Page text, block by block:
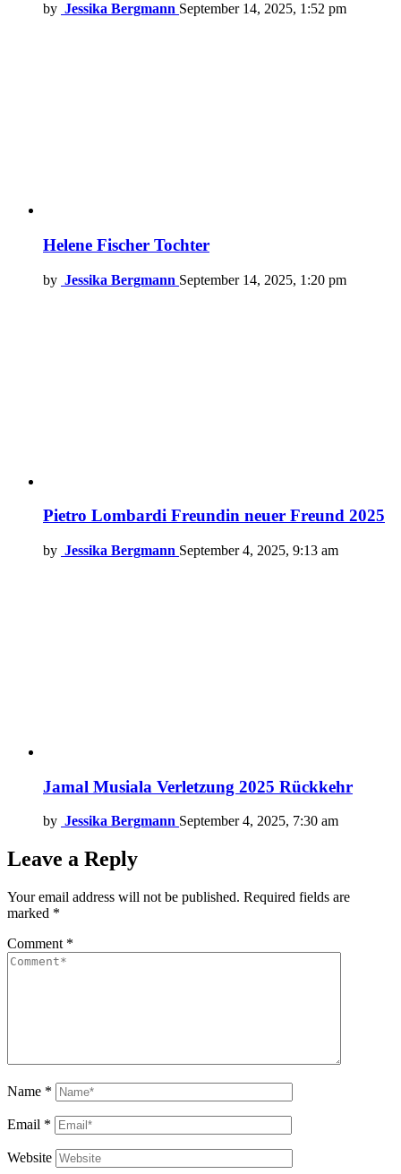
by Jessika Bergmann September 14, 2025, 1:52 pm
Helene Fischer Tochter
by Jessika Bergmann September 14, 2025, 1:20 pm
Pietro Lombardi Freundin neuer Freund 2025
by Jessika Bergmann September 4, 2025, 9:13 am
Jamal Musiala Verletzung 2025 Rückkehr
by Jessika Bergmann September 4, 2025, 7:30 am
Leave a Reply
Your email address will not be published. Required fields are
marked *
Comment *
Name *
Email *
Website